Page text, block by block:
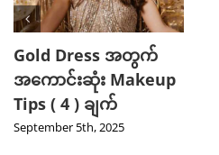
Gold Dress အတွက်
အကောင်းဆုံး Makeup
Tips ( 4 ) ချက်
September 5th, 2025